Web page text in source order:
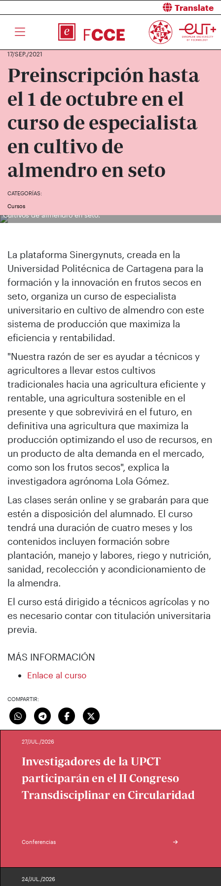
Translate
17/SEP./2021
Preinscripción hasta
el 1 de octubre en el
curso de especialista
en cultivo de
almendro en seto
CATEGORÍAS:
Cursos
Cultivos de almendro en seto.
La plataforma Sinergynuts, creada en la
Universidad Politécnica de Cartagena para la
formación y la innovación en frutos secos en
seto, organiza un curso de especialista
universitario en cultivo de almendro con este
sistema de producción que maximiza la
eficiencia y rentabilidad.
"Nuestra razón de ser es ayudar a técnicos y
agricultores a llevar estos cultivos
tradicionales hacia una agricultura eficiente y
rentable, una agricultura sostenible en el
presente y que sobrevivirá en el futuro, en
definitiva una agricultura que maximiza la
producción optimizando el uso de recursos, en
un producto de alta demanda en el mercado,
como son los frutos secos", explica la
investigadora agrónoma Lola Gómez.
Las clases serán online y se grabarán para que
estén a disposición del alumnado. El curso
tendrá una duración de cuatro meses y los
contenidos incluyen formación sobre
plantación, manejo y labores, riego y nutrición,
sanidad, recolección y acondicionamiento de
la almendra.
El curso está dirigido a técnicos agrícolas y no
es necesario contar con titulación universitaria
previa.
MÁS INFORMACIÓN
Enlace al curso
COMPARTIR:
27/JUL./2026
Investigadores de la UPCT
participarán en el II Congreso
Transdisciplinar en Circularidad
Conferencias
24/JUL./2026